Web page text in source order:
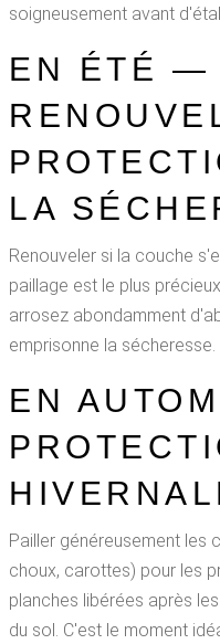
soigneusement avant
EN ÉTÉ —
LA
Renouveler si la couche
paillage est le plus
arrosez abondamment
emprisonne la sécheresse.
EN
Pailler généreusement les
choux, carottes) pour les
planches libérées après
du sol. C'est le moment